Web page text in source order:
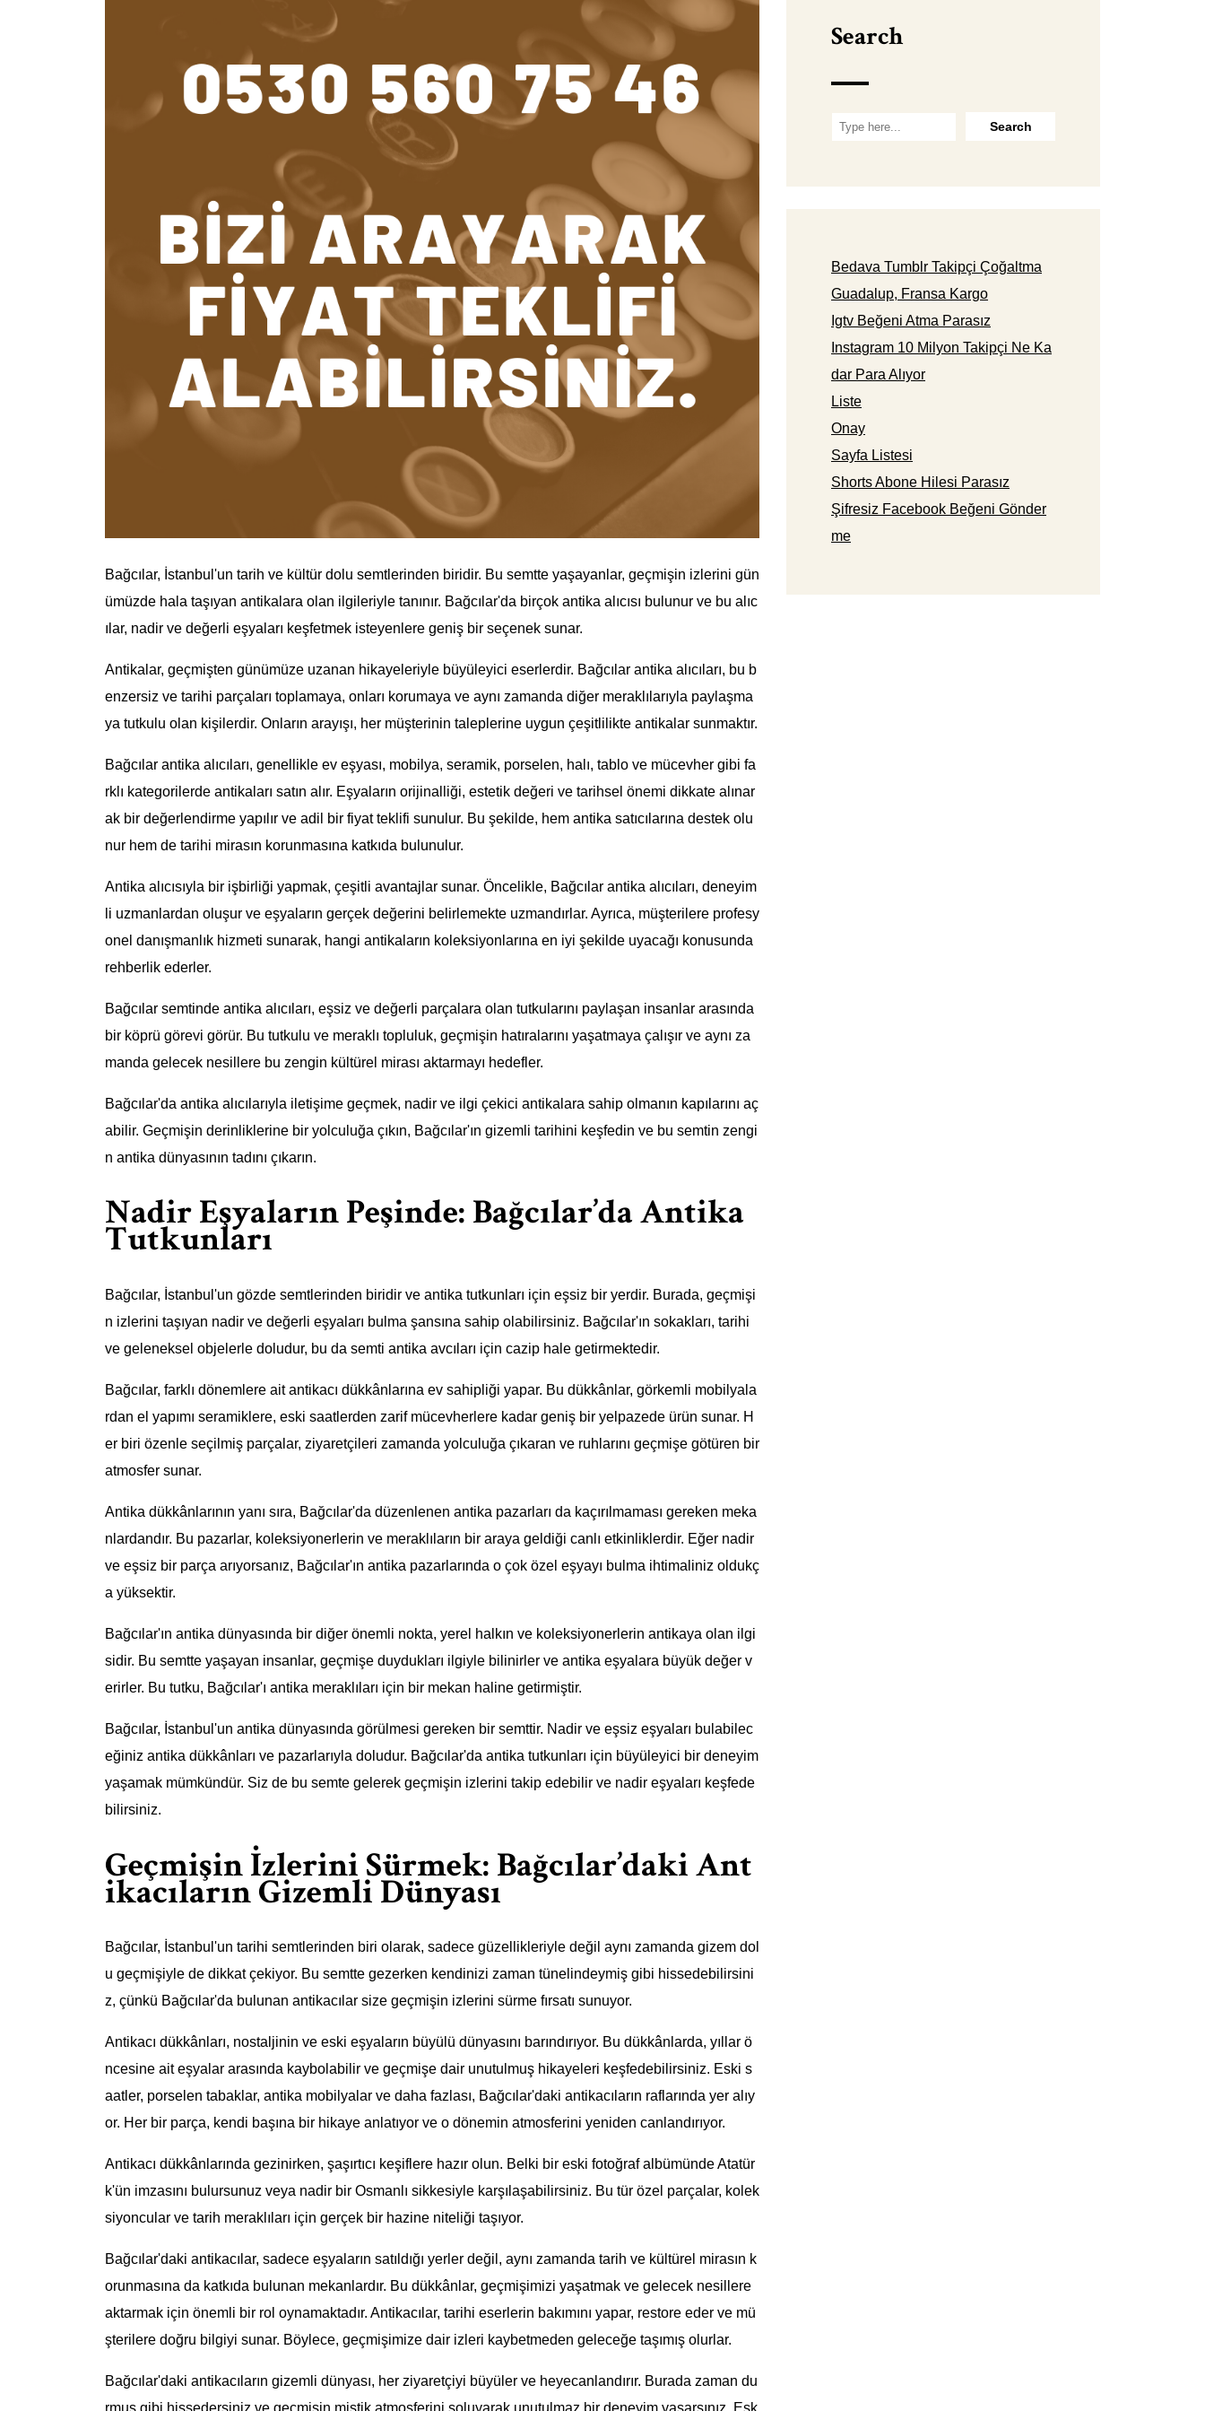
Bağcılar, İstanbul'un tarih ve kültür dolu semtlerinden biridir. Bu semtte yaşayanlar, geçmişin izlerini gün
ümüzde hala taşıyan antikalara olan ilgileriyle tanınır. Bağcılar'da birçok antika alıcısı bulunur ve bu alıc
ılar, nadir ve değerli eşyaları keşfetmek isteyenlere geniş bir seçenek sunar.
Antikalar, geçmişten günümüze uzanan hikayeleriyle büyüleyici eserlerdir. Bağcılar antika alıcıları, bu b
enzersiz ve tarihi parçaları toplamaya, onları korumaya ve aynı zamanda diğer meraklılarıyla paylaşma
ya tutkulu olan kişilerdir. Onların arayışı, her müşterinin taleplerine uygun çeşitlilikte antikalar sunmaktır.
Bağcılar antika alıcıları, genellikle ev eşyası, mobilya, seramik, porselen, halı, tablo ve mücevher gibi fa
rklı kategorilerde antikaları satın alır. Eşyaların orijinalliği, estetik değeri ve tarihsel önemi dikkate alınar
ak bir değerlendirme yapılır ve adil bir fiyat teklifi sunulur. Bu şekilde, hem antika satıcılarına destek olu
nur hem de tarihi mirasın korunmasına katkıda bulunulur.
Antika alıcısıyla bir işbirliği yapmak, çeşitli avantajlar sunar. Öncelikle, Bağcılar antika alıcıları, deneyim
li uzmanlardan oluşur ve eşyaların gerçek değerini belirlemekte uzmandırlar. Ayrıca, müşterilere profesy
onel danışmanlık hizmeti sunarak, hangi antikaların koleksiyonlarına en iyi şekilde uyacağı konusunda
rehberlik ederler.
Bağcılar semtinde antika alıcıları, eşsiz ve değerli parçalara olan tutkularını paylaşan insanlar arasında
bir köprü görevi görür. Bu tutkulu ve meraklı topluluk, geçmişin hatıralarını yaşatmaya çalışır ve aynı za
manda gelecek nesillere bu zengin kültürel mirası aktarmayı hedefler.
Bağcılar'da antika alıcılarıyla iletişime geçmek, nadir ve ilgi çekici antikalara sahip olmanın kapılarını aç
abilir. Geçmişin derinliklerine bir yolculuğa çıkın, Bağcılar'ın gizemli tarihini keşfedin ve bu semtin zengi
n antika dünyasının tadını çıkarın.
Nadir Eşyaların Peşinde: Bağcılar’da Antika
Tutkunları
Bağcılar, İstanbul'un gözde semtlerinden biridir ve antika tutkunları için eşsiz bir yerdir. Burada, geçmişi
n izlerini taşıyan nadir ve değerli eşyaları bulma şansına sahip olabilirsiniz. Bağcılar'ın sokakları, tarihi
ve geleneksel objelerle doludur, bu da semti antika avcıları için cazip hale getirmektedir.
Bağcılar, farklı dönemlere ait antikacı dükkânlarına ev sahipliği yapar. Bu dükkânlar, görkemli mobilyala
rdan el yapımı seramiklere, eski saatlerden zarif mücevherlere kadar geniş bir yelpazede ürün sunar. H
er biri özenle seçilmiş parçalar, ziyaretçileri zamanda yolculuğa çıkaran ve ruhlarını geçmişe götüren bir
atmosfer sunar.
Antika dükkânlarının yanı sıra, Bağcılar'da düzenlenen antika pazarları da kaçırılmaması gereken meka
nlardandır. Bu pazarlar, koleksiyonerlerin ve meraklıların bir araya geldiği canlı etkinliklerdir. Eğer nadir
ve eşsiz bir parça arıyorsanız, Bağcılar'ın antika pazarlarında o çok özel eşyayı bulma ihtimaliniz oldukç
a yüksektir.
Bağcılar'ın antika dünyasında bir diğer önemli nokta, yerel halkın ve koleksiyonerlerin antikaya olan ilgi
sidir. Bu semtte yaşayan insanlar, geçmişe duydukları ilgiyle bilinirler ve antika eşyalara büyük değer v
erirler. Bu tutku, Bağcılar'ı antika meraklıları için bir mekan haline getirmiştir.
Bağcılar, İstanbul'un antika dünyasında görülmesi gereken bir semttir. Nadir ve eşsiz eşyaları bulabilec
eğiniz antika dükkânları ve pazarlarıyla doludur. Bağcılar'da antika tutkunları için büyüleyici bir deneyim
yaşamak mümkündür. Siz de bu semte gelerek geçmişin izlerini takip edebilir ve nadir eşyaları keşfede
bilirsiniz.
Geçmişin İzlerini Sürmek: Bağcılar’daki Ant
ikacıların Gizemli Dünyası
Bağcılar, İstanbul'un tarihi semtlerinden biri olarak, sadece güzellikleriyle değil aynı zamanda gizem dol
u geçmişiyle de dikkat çekiyor. Bu semtte gezerken kendinizi zaman tünelindeymiş gibi hissedebilirsini
z, çünkü Bağcılar'da bulunan antikacılar size geçmişin izlerini sürme fırsatı sunuyor.
Antikacı dükkânları, nostaljinin ve eski eşyaların büyülü dünyasını barındırıyor. Bu dükkânlarda, yıllar ö
ncesine ait eşyalar arasında kaybolabilir ve geçmişe dair unutulmuş hikayeleri keşfedebilirsiniz. Eski s
aatler, porselen tabaklar, antika mobilyalar ve daha fazlası, Bağcılar'daki antikacıların raflarında yer alıy
or. Her bir parça, kendi başına bir hikaye anlatıyor ve o dönemin atmosferini yeniden canlandırıyor.
Antikacı dükkânlarında gezinirken, şaşırtıcı keşiflere hazır olun. Belki bir eski fotoğraf albümünde Atatür
k'ün imzasını bulursunuz veya nadir bir Osmanlı sikkesiyle karşılaşabilirsiniz. Bu tür özel parçalar, kolek
siyoncular ve tarih meraklıları için gerçek bir hazine niteliği taşıyor.
Bağcılar'daki antikacılar, sadece eşyaların satıldığı yerler değil, aynı zamanda tarih ve kültürel mirasın k
orunmasına da katkıda bulunan mekanlardır. Bu dükkânlar, geçmişimizi yaşatmak ve gelecek nesillere
aktarmak için önemli bir rol oynamaktadır. Antikacılar, tarihi eserlerin bakımını yapar, restore eder ve mü
şterilere doğru bilgiyi sunar. Böylece, geçmişimize dair izleri kaybetmeden geleceğe taşımış olurlar.
Bağcılar'daki antikacıların gizemli dünyası, her ziyaretçiyi büyüler ve heyecanlandırır. Burada zaman du
rmuş gibi hissedersiniz ve geçmişin mistik atmosferini soluyarak unutulmaz bir deneyim yaşarsınız. Esk
Search
Bedava Tumblr Takipçi Çoğaltma
Guadalup, Fransa Kargo
Igtv Beğeni Atma Parasız
Instagram 10 Milyon Takipçi Ne Ka
dar Para Alıyor
Liste
Onay
Sayfa Listesi
Shorts Abone Hilesi Parasız
Şifresiz Facebook Beğeni Gönder
me